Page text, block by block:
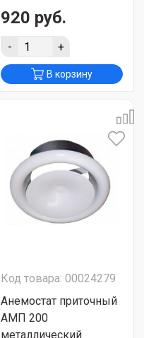
920 руб.
- +
В корзину
Код товара: 00024279
Анемостат приточный
АМП 200
металлический